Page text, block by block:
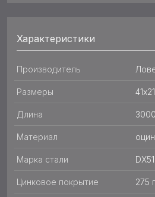
Характеристики
Производитель
Размеры
Длина
Материал
Марка стали
Цинковое покрытие 275